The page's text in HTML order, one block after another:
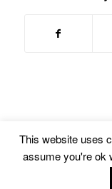
© Copyright -Euskal
This website uses
assume you're ok